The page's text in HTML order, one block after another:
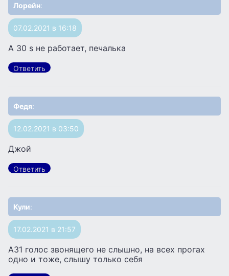
Лорейн:
07.02.2021 в 16:18
A 30 s не работает, печалька
Ответить
Федя:
12.02.2021 в 03:50
Джой
Ответить
Кули:
17.02.2021 в 21:57
А31 голос звонящего не слышно, на всех прогах
одно и тоже, слышу только себя